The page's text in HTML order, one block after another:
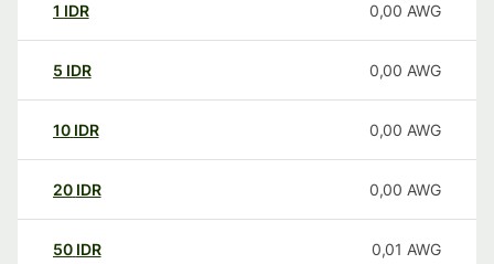
1 IDR 0,00 AWG
5 IDR 0,00 AWG
10 IDR 0,00 AWG
20 IDR 0,00 AWG
50 IDR 0,01 AWG